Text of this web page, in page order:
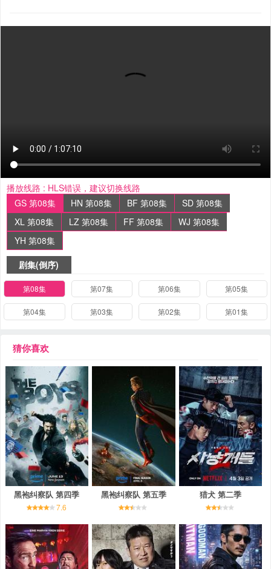
播放线路 : HLS错误，建议切换线路
GS 第08集
HN 第08集 BF 第08集
SD 第08集
XL 第08集
LZ 第08集 FF 第08集
WJ 第08集
YH 第08集
剧集(倒序)
第08集 第07集 第06集 第05集
第04集 第03集 第02集 第01集
猜你喜欢
黑袍纠察队 第四季
7.6
黑袍纠察队 第五季 猎犬 第二季